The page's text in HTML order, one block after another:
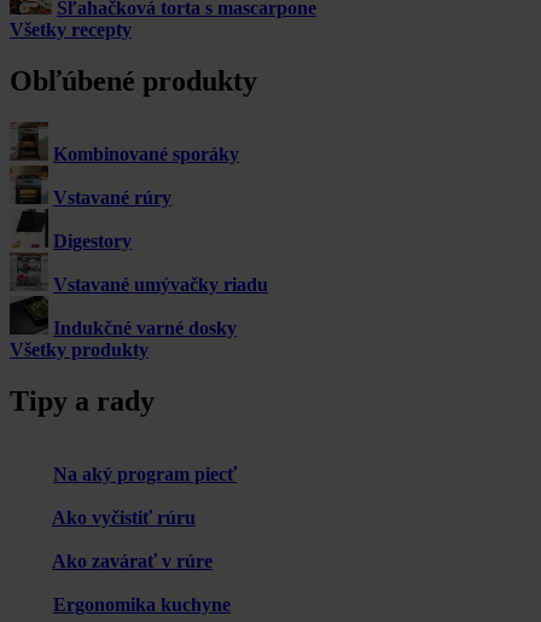
Šľahačková torta s mascarpone
Všetky recepty
Obľúbené produkty
Kombinované sporáky
Vstavané rúry
Digestory
Vstavané umývačky riadu
Indukčné varné dosky
Všetky produkty
Tipy a rady
Na aký program piecť
Ako vyčistiť rúru
Ako zavárať v rúre
Ergonomika kuchyne